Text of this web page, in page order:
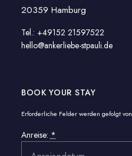
20359 Hamburg
Tel.: +49152 21597522
hello@ankerliebe-stpauli.de
BOOK YOUR STAY
Erforderliche Felder werden gefolgt von
Anreise: *